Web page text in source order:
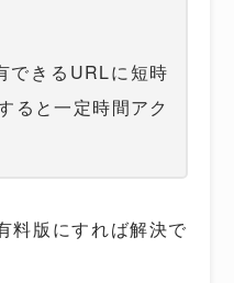
できるURLに短時
ると一定時間アク
料版にすれば解決で